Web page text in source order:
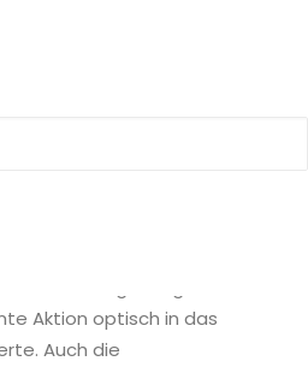
Erinnerungen direkt vor
Gesamtbild aus
Screendesign umgesetzt,
Aktion optisch in das
Auch die